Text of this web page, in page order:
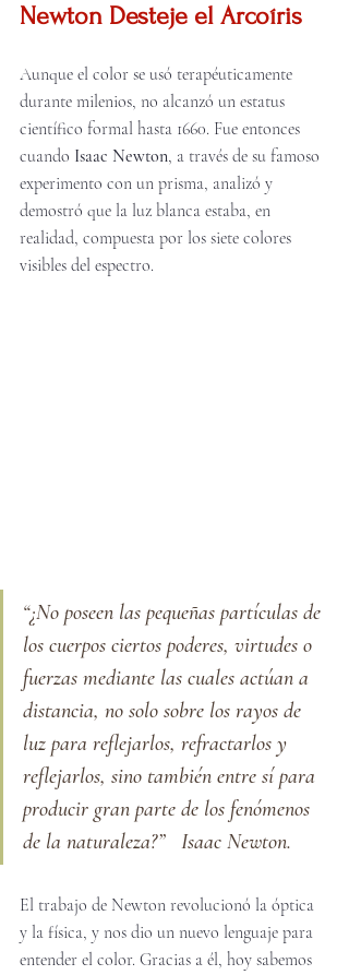
Newton Desteje el Arcoíris
Aunque el color se usó terapéuticamente
durante milenios, no alcanzó un estatus
científico formal hasta 1660. Fue entonces
cuando Isaac Newton, a través de su famoso
experimento con un prisma, analizó y
demostró que la luz blanca estaba, en
realidad, compuesta por los siete colores
visibles del espectro.
“¿No poseen las pequeñas partículas de
los cuerpos ciertos poderes, virtudes o
fuerzas mediante las cuales actúan a
distancia, no solo sobre los rayos de
luz para reflejarlos, refractarlos y
reflejarlos, sino también entre sí para
producir gran parte de los fenómenos
de la naturaleza?”
   Isaac Newton.
El trabajo de Newton revolucionó la óptica
y la física, y nos dio un nuevo lenguaje para
entender el color. Gracias a él, hoy sabemos